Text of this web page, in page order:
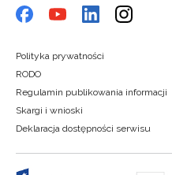
Polityka prywatności
RODO
Regulamin publikowania informacji
Skargi i wnioski
Deklaracja dostępności serwisu